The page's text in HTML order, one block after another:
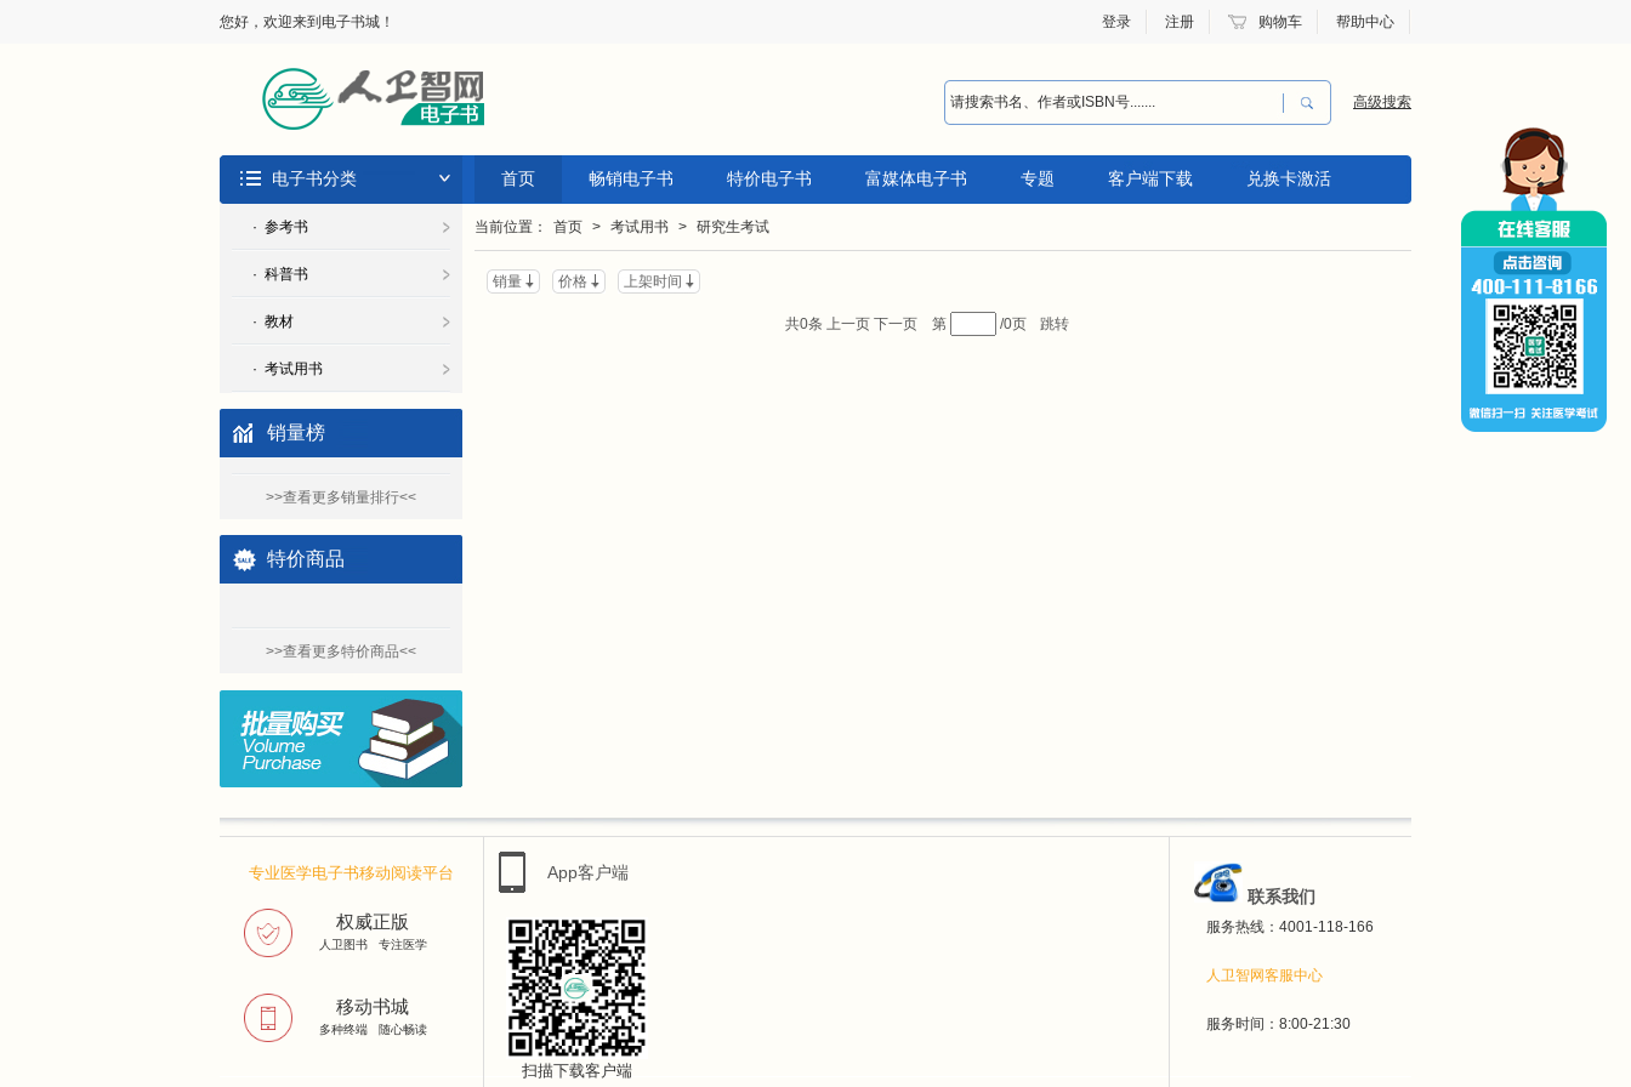
您好，欢迎来到电子书城！ 登录 注册 购物车 帮助中心
高级搜索
电子书分类 首页 畅销电子书 特价电子书 富媒体电子书 专题 客户端下载 兑换卡激活
· 参考书
· 科普书
· 教材
· 考试用书
销量榜
>>查看更多销量排行<<
特价商品
>>查看更多特价商品<<
当前位置： 首页 > 考试用书 > 研究生考试
销量 价格 上架时间
共0条 上一页 下一页 第 /0页 跳转
专业医学电子书移动阅读平台
权威正版
人卫图书 专注医学
移动书城
多种终端 随心畅读
App客户端
扫描下载客户端
联系我们
服务热线：4001-118-166
人卫智网客服中心
服务时间：8:00-21:30